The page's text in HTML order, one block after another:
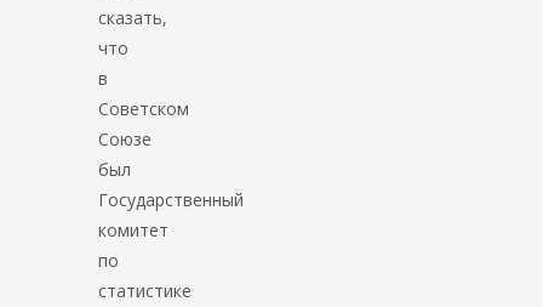
сказать,
что
в
Советском
Союзе
был
Государственный
комитет
по
статистике